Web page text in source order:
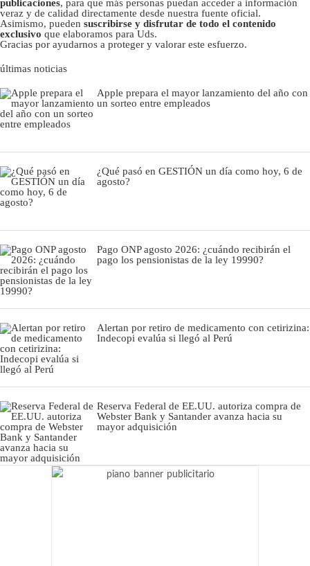
publicaciones, para que más personas puedan acceder a información
veraz y de calidad directamente desde nuestra fuente oficial.
Asimismo, pueden suscribirse y disfrutar de todo el contenido
exclusivo que elaboramos para Uds.
Gracias por ayudarnos a proteger y valorar este esfuerzo.
últimas noticias
Apple prepara el mayor lanzamiento del año con
un sorteo entre empleados
¿Qué pasó en GESTIÓN un día como hoy, 6 de
agosto?
Pago ONP agosto 2026: ¿cuándo recibirán el
pago los pensionistas de la ley 19990?
Alertan por retiro de medicamento con cetirizina:
Indecopi evalúa si llegó al Perú
Reserva Federal de EE.UU. autoriza compra de
Webster Bank y Santander avanza hacia su
mayor adquisición